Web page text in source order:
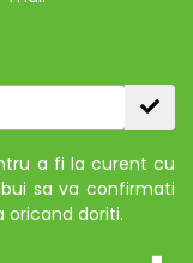
a fi la curent cu
sa va confirmati
oricand doriti.